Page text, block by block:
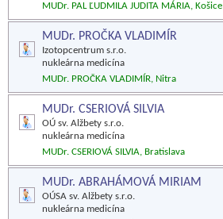
MUDr. PAL ĽUDMILA JUDITA MÁRIA, Košice
MUDr. PROČKA VLADIMÍR
Izotopcentrum s.r.o.
nukleárna medicína
MUDr. PROČKA VLADIMÍR, Nitra
MUDr. CSERIOVÁ SILVIA
OÚ sv. Alžbety s.r.o.
nukleárna medicína
MUDr. CSERIOVÁ SILVIA, Bratislava
MUDr. ABRAHÁMOVÁ MIRIAM
OÚSA sv. Alžbety s.r.o.
nukleárna medicína